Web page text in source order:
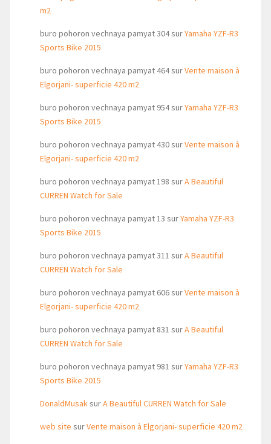
m2
buro pohoron vechnaya pamyat 304surYamaha YZF-R3
Sports Bike 2015
buro pohoron vechnaya pamyat 464surVente maison à
Elgorjani- superficie 420 m2
buro pohoron vechnaya pamyat 954surYamaha YZF-R3
Sports Bike 2015
buro pohoron vechnaya pamyat 430surVente maison à
Elgorjani- superficie 420 m2
buro pohoron vechnaya pamyat 198 surA Beautiful
CURREN Watch for Sale
buro pohoron vechnaya pamyat 13 surYamaha YZF-R3
Sports Bike 2015
buro pohoron vechnaya pamyat 311 surA Beautiful
CURREN Watch for Sale
buro pohoron vechnaya pamyat 606surVente maison à
Elgorjani- superficie 420 m2
buro pohoron vechnaya pamyat 831 surA Beautiful
CURREN Watch for Sale
buro pohoron vechnaya pamyat 981 surYamaha YZF-R3
Sports Bike 2015
DonaldMusaksurA Beautiful CURREN Watch for Sale
web site surVente maison à Elgorjani- superficie 420 m2